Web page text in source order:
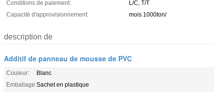
Conditions de paiement:
L/C, T/T
Capacité d'approvisionnement:
mois 1000ton/
description de
Additif de panneau de mousse de PVC
Couleur:
Blanc
Emballage:Sachet en plastique